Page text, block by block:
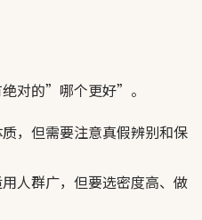
对的”哪个更好”。
，但需要注意真假辨别和保
人群广，但要选密度高、做